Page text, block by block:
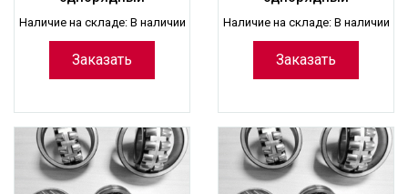
однорядный
Наличие на складе: В наличии
Заказать
однорядный
Наличие на складе: В наличии
Заказать